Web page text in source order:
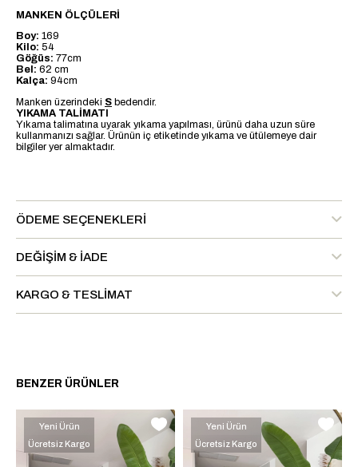
MANKEN ÖLÇÜLERİ
Boy: 169
Kilo: 54
Göğüs: 77cm
Bel: 62 cm
Kalça: 94cm
Manken üzerindeki S bedendir.
YIKAMA TALİMATI
Yıkama talimatına uyarak yıkama yapılması, ürünü daha uzun süre
kullanmanızı sağlar. Ürünün iç etiketinde yıkama ve ütülemeye dair
bilgiler yer almaktadır.
ÖDEME SEÇENEKLERI
DEĞIŞIM & İADE
KARGO & TESLIMAT
BENZER ÜRÜNLER
Yeni Ürün
Ücretsiz Kargo
Yeni Ürün
Ücretsiz Kargo